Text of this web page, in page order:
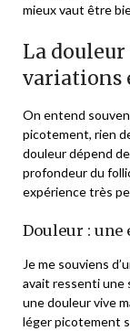
mieux vaut être
La
variations
On entend
picotement, rien
douleur dépend
profondeur du
expérience très
Douleur : une
Je me souviens
avait ressenti une
une douleur vive
léger picotement